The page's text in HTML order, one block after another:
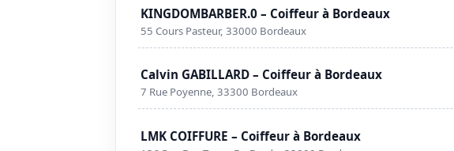
KINGDOMBARBER.0 – Coiffeur à Bordeaux
55 Cours Pasteur, 33000 Bordeaux
Calvin GABILLARD – Coiffeur à Bordeaux
7 Rue Poyenne, 33300 Bordeaux
LMK COIFFURE – Coiffeur à Bordeaux